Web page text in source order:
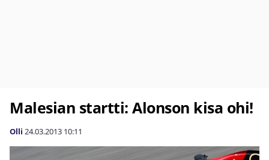
Malesian startti: Alonson kisa ohi!
Olli 24.03.2013 10:11